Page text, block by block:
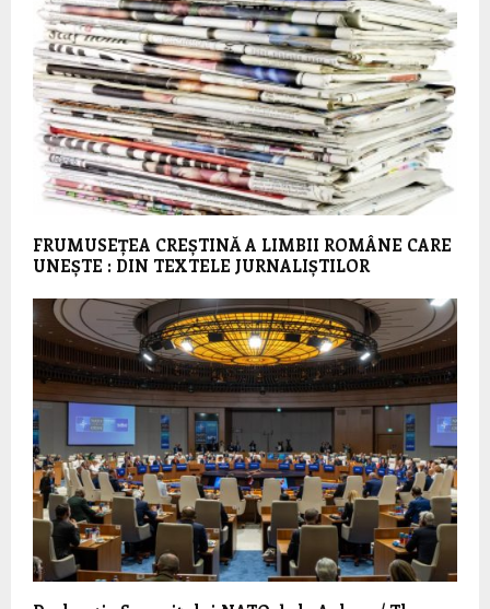
FRUMUSEȚEA CREȘTINĂ A LIMBII ROMÂNE CARE
UNEȘTE : DIN TEXTELE JURNALIȘTILOR